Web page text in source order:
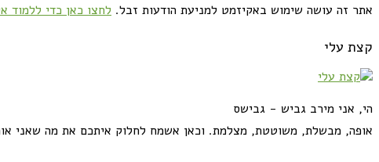
אתר זה עושה שימוש באקיזמט למניעת הודעות זבל. לחצו כאן כדי ללמוד
קצת עלי
הי, אני מירב גביש - גבישס
אופה, מבשלת, משוטטת, מצלמת. וכאן אשמח לחלוק איתכם את מה שאני